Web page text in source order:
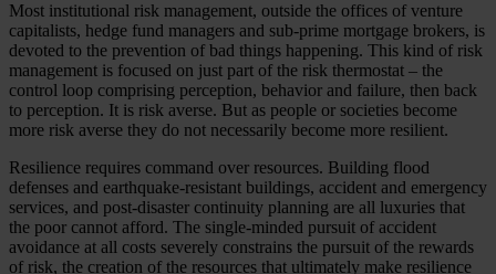
Most institutional risk management, outside the offices of venture
capitalists, hedge fund managers and sub-prime mortgage brokers, is
devoted to the prevention of bad things happening. This kind of risk
management is focused on just part of the risk thermostat – the
control loop comprising perception, behavior and failure, then back
to perception. It is risk averse. But as people or societies become
more risk averse they do not necessarily become more resilient.
Resilience requires command over resources. Building flood
defenses and earthquake-resistant buildings, accident and emergency
services, and post-disaster continuity planning are all luxuries that
the poor cannot afford. The single-minded pursuit of accident
avoidance at all costs severely constrains the pursuit of the rewards
of risk, the creation of the resources that ultimately make resilience